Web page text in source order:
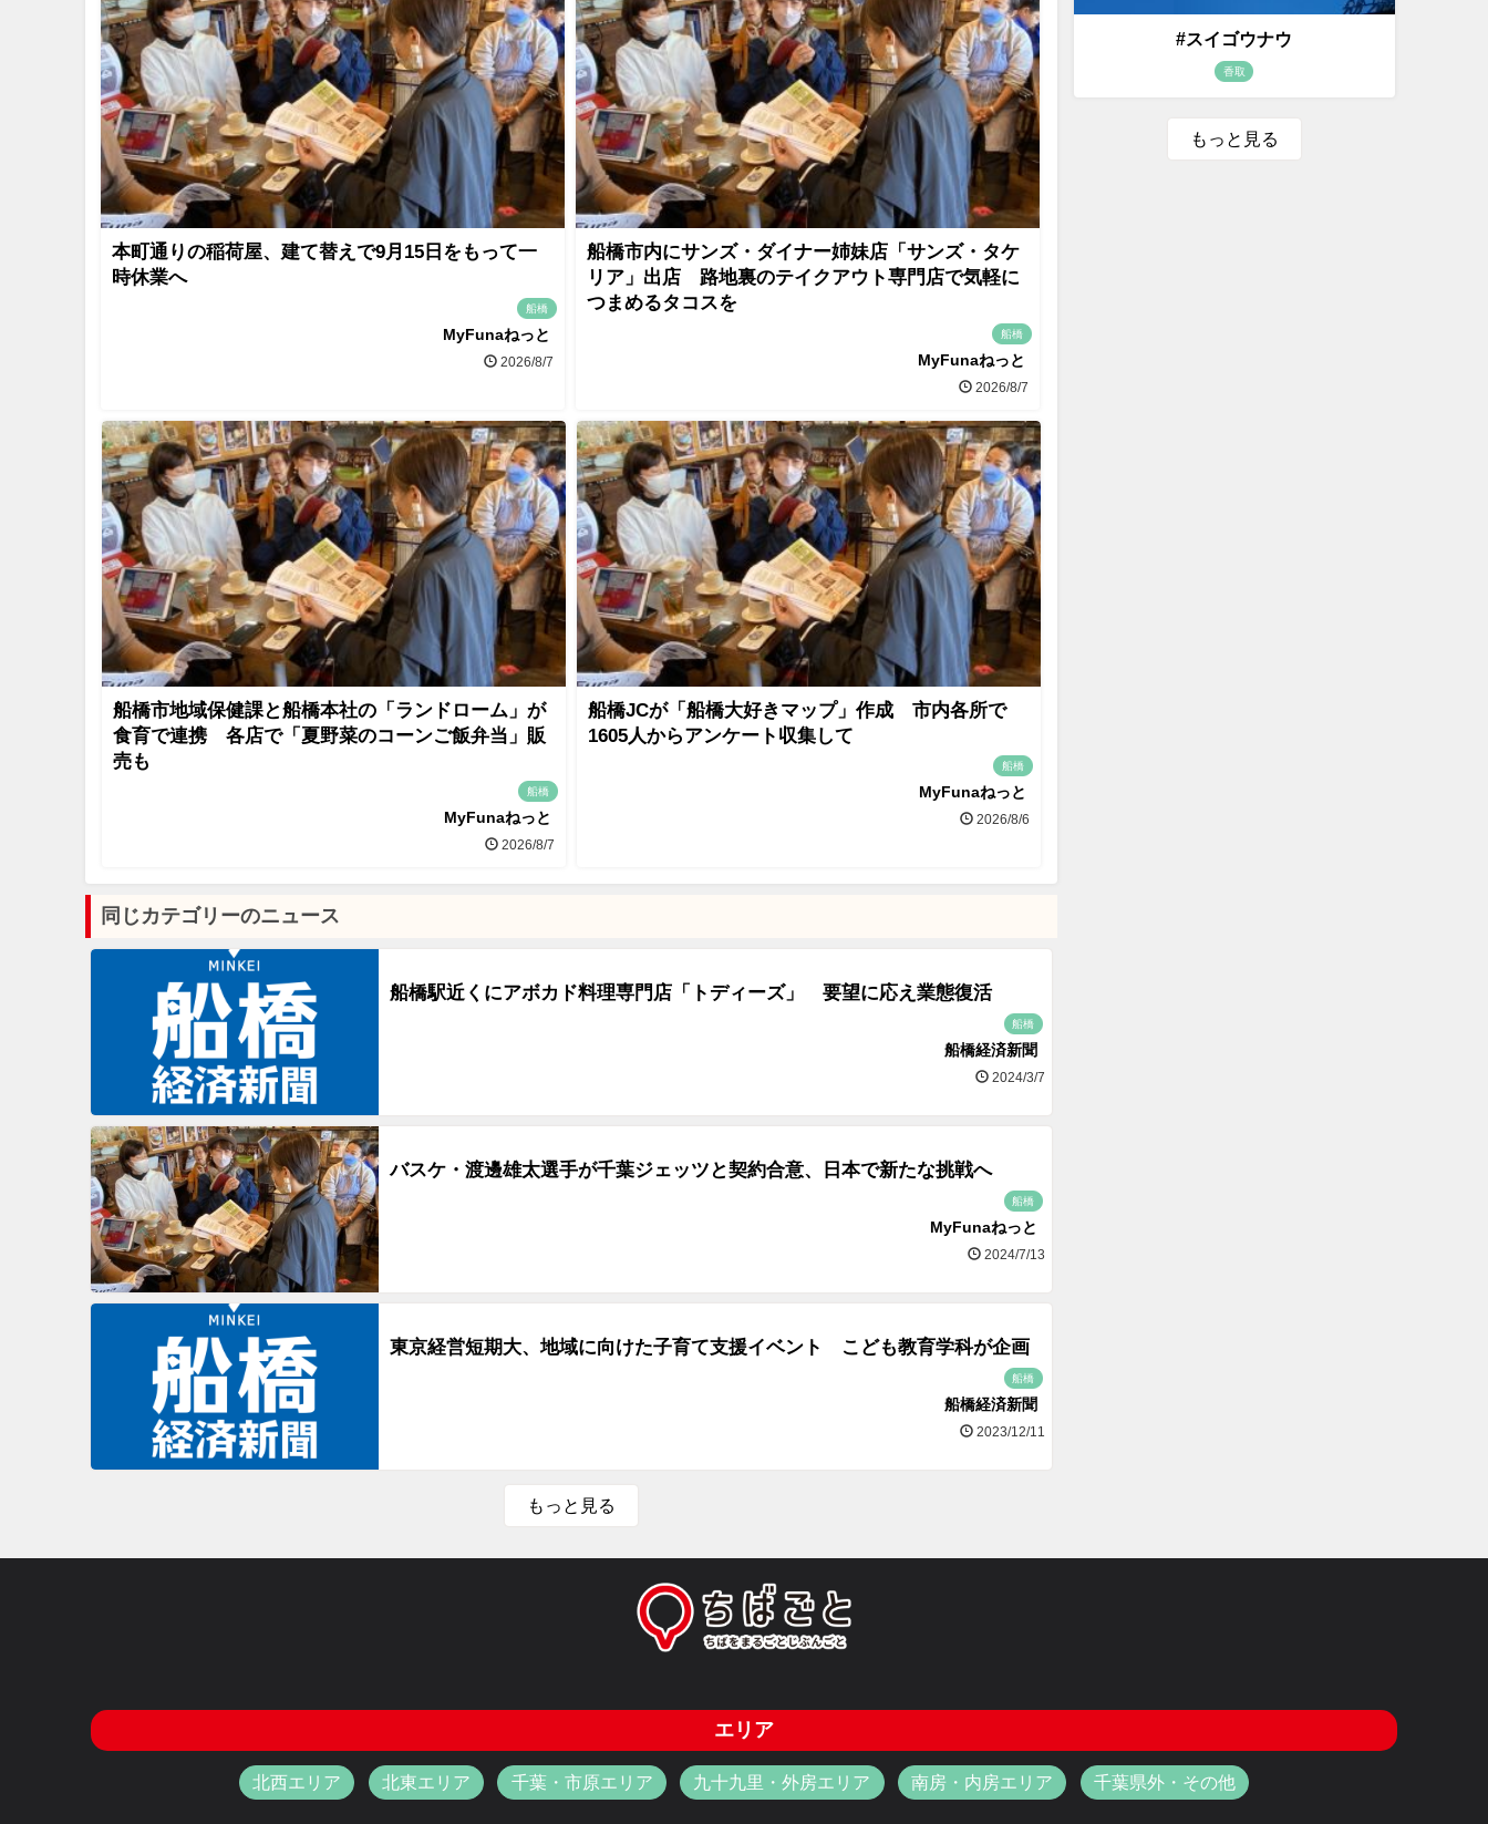
本町通りの稲荷屋、建て替えで9月15日をもって一
時休業へ
船橋
MyFunaねっと
2026/8/7
船橋市内にサンズ・ダイナー姉妹店「サンズ・タケ
リア」出店 路地裏のテイクアウト専門店で気軽に
つまめるタコスを
船橋
MyFunaねっと
2026/8/7
船橋市地域保健課と船橋本社の「ランドローム」が
食育で連携 各店で「夏野菜のコーンご飯弁当」販
売も
船橋
MyFunaねっと
2026/8/7
船橋JCが「船橋大好きマップ」作成 市内各所で
1605人からアンケート収集して
船橋
MyFunaねっと
2026/8/6
同じカテゴリーのニュース
船橋駅近くにアボカド料理専門店「トディーズ」 要望に応え業態復活
船橋
船橋経済新聞
2024/3/7
バスケ・渡邊雄太選手が千葉ジェッツと契約合意、日本で新たな挑戦へ
船橋
MyFunaねっと
2024/7/13
東京経営短期大、地域に向けた子育て支援イベント こども教育学科が企画
船橋
船橋経済新聞
2023/12/11
もっと見る
#スイゴウナウ
香取
もっと見る
エリア
北西エリア 北東エリア 千葉・市原エリア 九十九里・外房エリア 南房・内房エリア 千葉県外・その他